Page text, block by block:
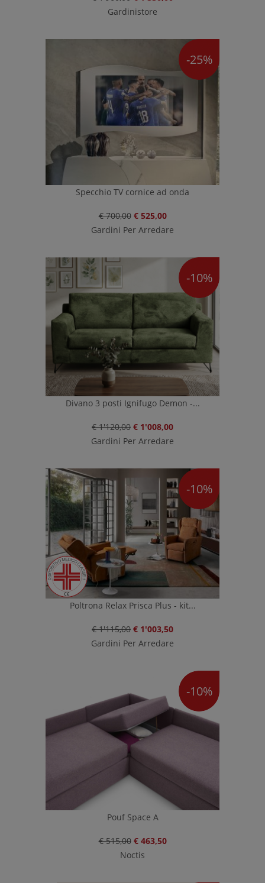
Gardinistore
-25%
Specchio TV cornice ad onda
€ 700,00 € 525,00
Gardini Per Arredare
-10%
Divano 3 posti Ignifugo Demon -...
€ 1'120,00 € 1'008,00
Gardini Per Arredare
-10%
Poltrona Relax Prisca Plus - kit...
€ 1'115,00 € 1'003,50
Gardini Per Arredare
-10%
Pouf Space A
€ 515,00 € 463,50
Noctis